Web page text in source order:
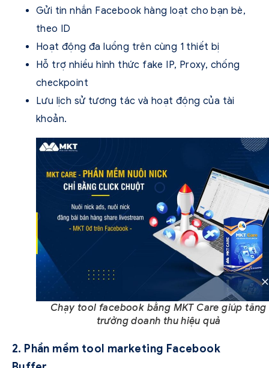
Gửi tin nhắn Facebook hàng loạt cho bạn bè,
theo ID
Hoạt động đa luồng trên cùng 1 thiết bị
Hỗ trợ nhiều hình thức fake IP, Proxy, chống
checkpoint
Lưu lịch sử tương tác và hoạt động của tài
khoản.
Chạy tool facebook bằng MKT Care giúp tăng
trưởng doanh thu hiệu quả
2. Phần mềm tool marketing Facebook